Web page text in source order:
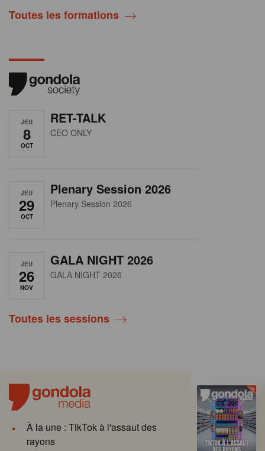
Toutes les formations
JEU
8
OCT
RET-TALK
CEO ONLY
JEU
29
OCT
Plenary Session 2026
Plenary Session 2026
JEU
26
NOV
GALA NIGHT 2026
GALA NIGHT 2026
Toutes les sessions
À la une : TikTok à l'assaut des
rayons